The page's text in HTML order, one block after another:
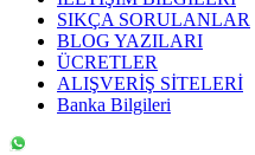
SIKÇA SORULANLAR
BLOG YAZILARI
ÜCRETLER
ALIŞVERİŞ SİTELERİ
Banka Bilgileri